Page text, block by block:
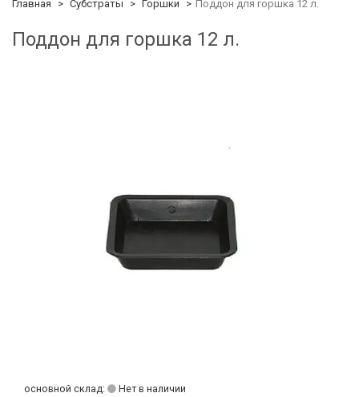
Главная Субстраты Горшки Поддон для горшка 12 л.
Поддон для горшка 12 л.
основной склад:
Нет в наличии